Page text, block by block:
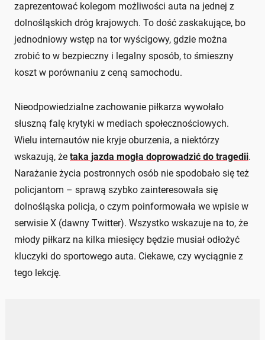
zaprezentować kolegom możliwości auta na jednej z
dolnośląskich dróg krajowych. To dość zaskakujące, bo
jednodniowy wstęp na tor wyścigowy, gdzie można
zrobić to w bezpieczny i legalny sposób, to śmieszny
koszt w porównaniu z ceną samochodu.
Nieodpowiedzialne zachowanie piłkarza wywołało
słuszną falę krytyki w mediach społecznościowych.
Wielu internautów nie kryje oburzenia, a niektórzy
wskazują, że taka jazda mogła doprowadzić do tragedii.
Narażanie życia postronnych osób nie spodobało się też
policjantom – sprawą szybko zainteresowała się
dolnośląska policja, o czym poinformowała we wpisie w
serwisie X (dawny Twitter). Wszystko wskazuje na to, że
młody piłkarz na kilka miesięcy będzie musiał odłożyć
kluczyki do sportowego auta. Ciekawe, czy wyciągnie z
tego lekcję.